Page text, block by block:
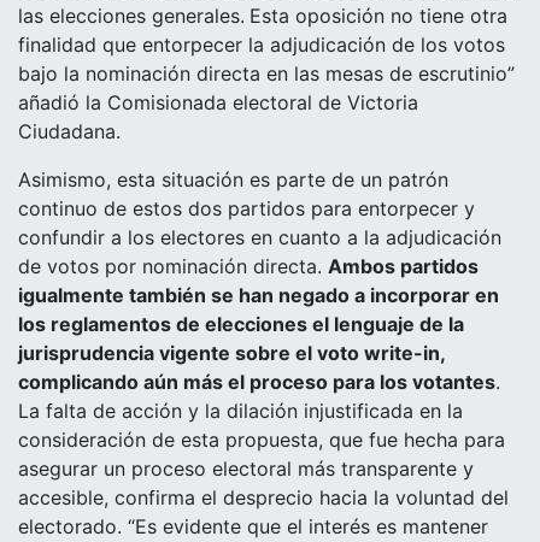
las elecciones generales. Esta oposición no tiene otra
finalidad que entorpecer la adjudicación de los votos
bajo la nominación directa en las mesas de escrutinio”
añadió la Comisionada electoral de Victoria
Ciudadana.
Asimismo, esta situación es parte de un patrón
continuo de estos dos partidos para entorpecer y
confundir a los electores en cuanto a la adjudicación
de votos por nominación directa. Ambos partidos
igualmente también se han negado a incorporar en
los reglamentos de elecciones el lenguaje de la
jurisprudencia vigente sobre el voto write-in,
complicando aún más el proceso para los votantes.
La falta de acción y la dilación injustificada en la
consideración de esta propuesta, que fue hecha para
asegurar un proceso electoral más transparente y
accesible, confirma el desprecio hacia la voluntad del
electorado. “Es evidente que el interés es mantener